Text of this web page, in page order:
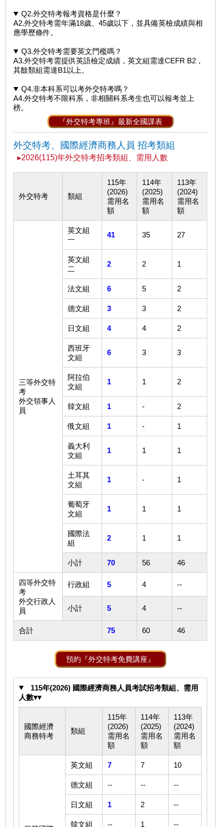
Q2.外交特考報考資格是什麼？
A2.外交特考需年滿18歲、45歲以下，並具備英檢成績與相
應學歷條件。
Q3.外交特考需要英文門檻嗎？
A3.外交特考需提供英語檢定成績，英文組需達CEFR B2，
其餘類組需達B1以上。
Q4.非本科系可以考外交特考嗎？
A4.外交特考不限科系，非相關科系考生也可以報考並上
榜。
『外交特考專班』最新全國課表
外交特考、國際經濟商務人員 招考類組
▸2026(115)年外交特考招考類組、需用人數
外交特考 類組
115年
(2026)
需用名
額
114年
(2025)
需用名
額
113年
(2024)
需用名
額
三等外交特
考
外交領事人
員
英文組
一
41 35 27
英文組
二
2 2 1
法文組 6 5 2
德文組 3 3 2
日文組 4 4 2
西班牙
文組
6 3 3
阿拉伯
文組
1 1 2
韓文組 1 - 2
俄文組 1 - 1
義大利
文組
1 1 1
土耳其
文組
1 - 1
葡萄牙
文組
1 1 1
國際法
組
2 1 1
小計 70 56 46
四等外交特
考
外交行政人
員
行政組 5 4 --
小計 5 4 --
合計 75 60 46
預約『外交特考免費講座』
115年(2026) 國際經濟商務人員考試招考類組、需用
人數▾▾
國際經濟
商務特考
類組
115年
(2026)
需用名
額
114年
(2025)
需用名
額
113年
(2024)
需用名
額
英文組 7 7 10
德文組 -- -- --
日文組 1 2 --
韓文組 -- 1 --